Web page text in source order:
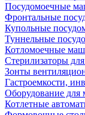
Посудомоечные
Фронтальные
Купольные
Туннельные
Котломоечные
Стерилизаторы
Зонты
Гастроемкости,
Оборудование для
Котлетные